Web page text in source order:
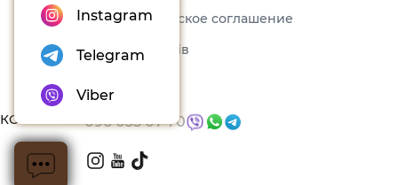
Пользовательское соглашение
Набори товарів
КОНТАКТЫ 096 035 07 70